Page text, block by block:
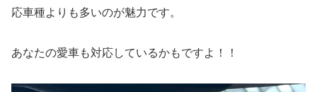
応車種よりも多いのが魅力です。
あなたの愛車も対応しているかもですよ！！